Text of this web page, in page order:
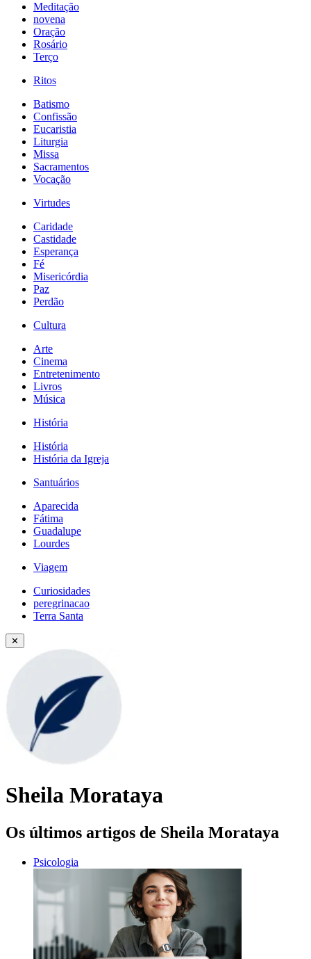
Meditação
novena
Oração
Rosário
Terço
Ritos
Batismo
Confissão
Eucaristia
Liturgia
Missa
Sacramentos
Vocação
Virtudes
Caridade
Castidade
Esperança
Fé
Misericórdia
Paz
Perdão
Cultura
Arte
Cinema
Entretenimento
Livros
Música
História
História
História da Igreja
Santuários
Aparecida
Fátima
Guadalupe
Lourdes
Viagem
Curiosidades
peregrinacao
Terra Santa
✕
Sheila Morataya
Os últimos artigos de Sheila Morataya
Psicologia